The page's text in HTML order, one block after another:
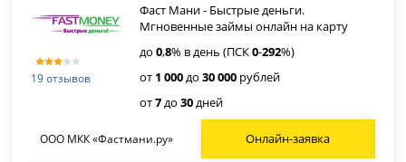
19 отзывов
Фаст Мани - Быстрые деньги.
Мгновенные займы онлайн на карту
до0,8% в день (ПСК0-292%)
от 1 000до30 000 рублей
от7до30дней
ООО МКК «Фастмани.ру» Онлайн-заявка